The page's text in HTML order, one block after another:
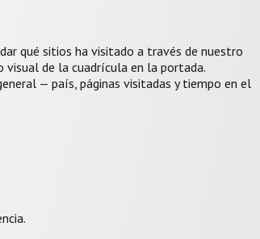
qué sitios ha visitado a través de nuestro
visual de la cuadrícula en la portada.
— país, páginas visitadas y tiempo en el